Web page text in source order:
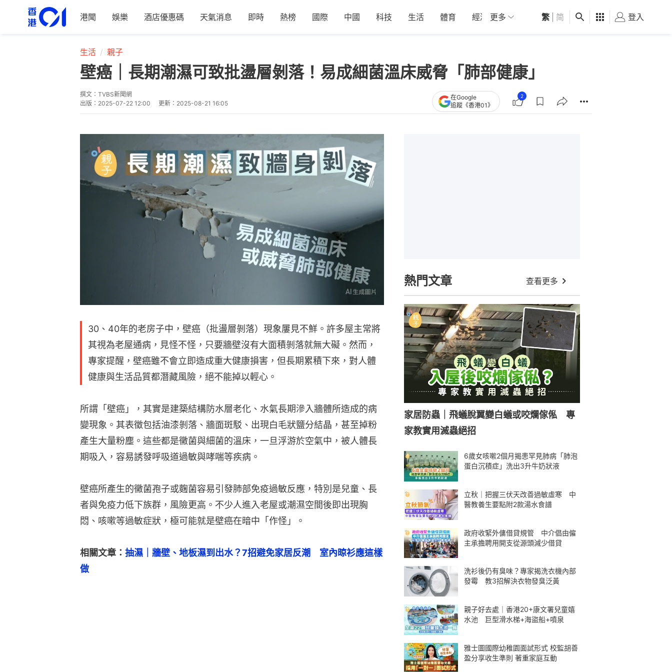
港聞 娛樂 酒店優惠碼 天氣消息 即時 熱榜 國際 中國 科技 生活 體育 經濟 01深圳 觀點 健康 好食玩飛
更多 繁 简 登入
生活 親子
壁癌｜長期潮濕可致批盪層剝落！易成細菌溫床威脅「肺部健康」
撰文： TVBS新聞網
出版： 2025-07-22 12:00 更新： 2025-08-21 16:05
在Google
追蹤《香港01》
2
30、40年的老房子中，壁癌（批盪層剝落）現象屢見不鮮。許多屋主常將
其視為老屋通病，見怪不怪，只要牆壁沒有大面積剝落就無大礙。然而，
專家提醒，壁癌雖不會立即造成重大健康損害，但長期累積下來，對人體
健康與生活品質都潛藏風險，絕不能掉以輕心。
所謂「壁癌」，其實是建築結構防水層老化、水氣長期滲入牆體所造成的病
變現象。其表徵包括油漆剝落、牆面斑駁、出現白毛狀鹽分結晶，甚至掉粉
產生大量粉塵。這些都是黴菌與細菌的溫床，一旦浮游於空氣中，被人體長
期吸入，容易誘發呼吸道過敏與哮喘等疾病。
壁癌所產生的黴菌孢子或麴菌容易引發肺部免疫過敏反應，特別是兒童、長
者與免疫力低下族群，風險更高。不少人進入老屋或潮濕空間後即出現胸
悶、咳嗽等過敏症狀，極可能就是壁癌在暗中「作怪」。
相關文章： 抽濕｜牆壁、地板濕到出水？7招避免家居反潮　室內晾衫應這樣
做
熱門文章 查看更多
家居防蟲｜飛蟻脫翼變白蟻或咬爛傢俬 專
家教實用滅蟲絕招
6歲女咳嗽2個月揭患罕見肺病「肺泡
蛋白沉積症」洗出3升牛奶狀液
立秋｜把握三伏天改善過敏虛寒 中
醫教養生要點附2款湯水食譜
政府收緊外傭借貸規管 中介倡由僱
主承擔聘用開支從源頭減少借貸
洗衫後仍有臭味？專家揭洗衣機內部
發霉 教3招解決衣物發臭泛黃
親子好去處｜香港20+康文署兒童嬉
水池 巨型滑水梯+海盜船+噴泉
雅士圖國際幼稚園面試形式 校監胡善
盈分享收生準則 著重家庭互動